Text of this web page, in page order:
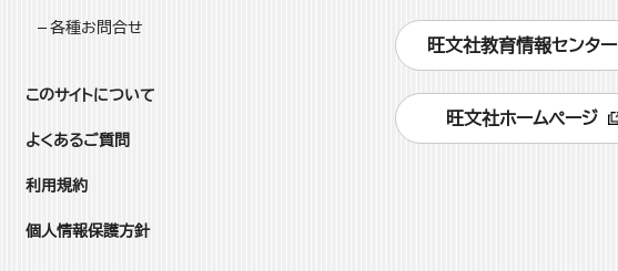
各種お問合せ
このサイトについて
よくあるご質問
利用規約
個人情報保護方針
旺文社教育情報センター
旺文社ホームページ